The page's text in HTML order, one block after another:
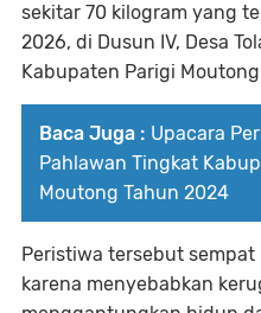
sekitar 70 kilogram yang
2026, di Dusun IV, Desa
Kabupaten Parigi
Baca Juga : Upacara
Pahlawan Tingkat
Moutong Tahun 2024
Peristiwa tersebut
karena menyebabkan